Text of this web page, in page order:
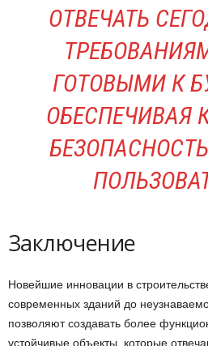
ОТВЕЧАТЬ
ГОТОВЫМИ К
ОБЕСПЕЧИВАЯ
Заключение
Новейшие инновации в
современных зданий до
позволяют создавать более
устойчивые объекты, которые